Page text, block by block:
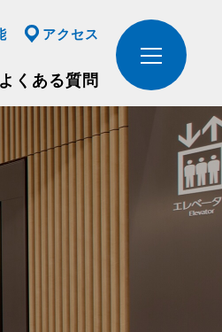
アクセス
よくある質問